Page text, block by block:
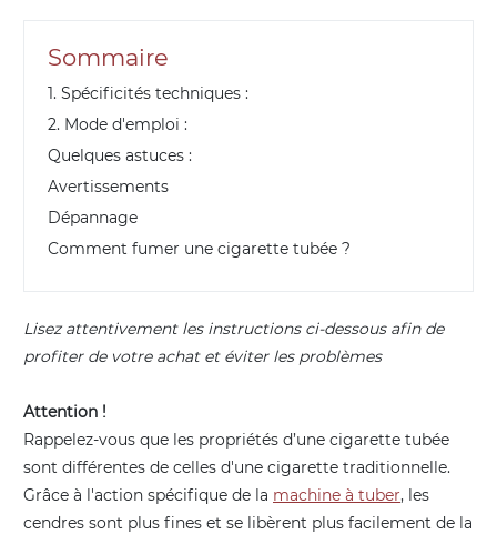
Sommaire
1. Spécificités techniques :
2. Mode d'emploi :
Quelques astuces :
Avertissements
Dépannage
Comment fumer une cigarette tubée ?
Lisez attentivement les instructions ci-dessous afin de
profiter de votre achat et éviter les problèmes
Attention !
Rappelez-vous que les propriétés d’une cigarette tubée
sont différentes de celles d'une cigarette traditionnelle.
Grâce à l'action spécifique de la machine à tuber, les
cendres sont plus fines et se libèrent plus facilement de la